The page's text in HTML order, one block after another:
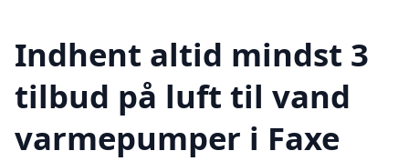
Indhent altid mindst 3
tilbud på luft til vand
varmepumper i Faxe